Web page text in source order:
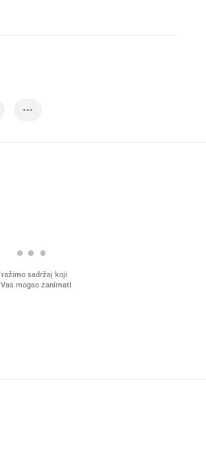
sadržaj koji
Vas mogao zanimati